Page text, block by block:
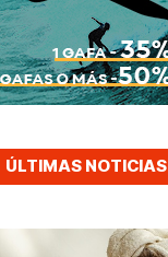
ÚLTIMAS NOTICIAS